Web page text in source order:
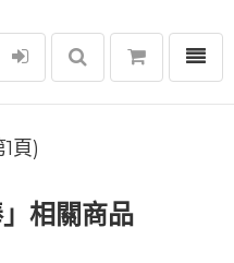
選單
頁)
相關商品